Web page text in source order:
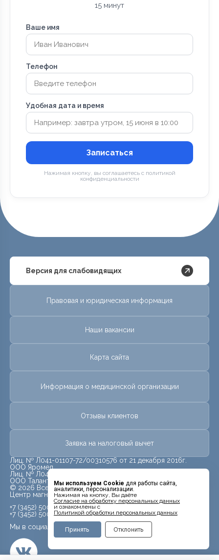
Мы используем Cookie для работы сайта,
аналитики, персонализации.
Нажимая на кнопку, Вы даёте
Cогласие на обработку персональных данных
и ознакомлены с
Политикой обработки персональных данных
Принять Отклонить
15 минут
Ваше имя
Телефон
Удобная дата и время
Записаться
Нажимая кнопку, вы соглашаетесь с политикой
конфиденциальности
Версия для слабовидящих
Правовая и юридическая информация
Наши вакансии
Карта сайта
Информация о медицинской организации
Отзывы клиентов
Заявка на налоговый вычет
Лиц. № Л041-01107-72/00310576 от 21 декабря 2016г.
ООО Яромед
Лиц. № Л041-01107-72/00623073 от 31 октября 2022г.
ООО Талант
© 2026 Все права защищены.
Центр магнитно-резонансной томографии «МРТ Лидер»
Мы в социальных сетях
+7 (3452) 500-914
+7 (3452) 500-944